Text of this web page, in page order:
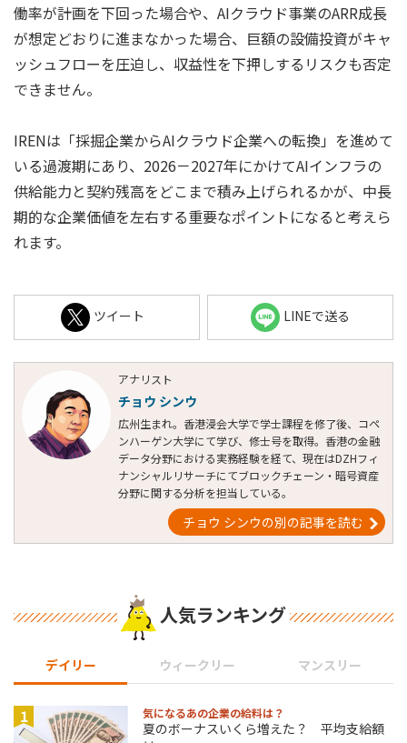
働率が計画を下回った場合や、AIクラウド事業のARR成長
が想定どおりに進まなかった場合、巨額の設備投資がキャ
ッシュフローを圧迫し、収益性を下押しするリスクも否定
できません。
IRENは「採掘企業からAIクラウド企業への転換」を進めて
いる過渡期にあり、2026－2027年にかけてAIインフラの
供給能力と契約残高をどこまで積み上げられるかが、中長
期的な企業価値を左右する重要なポイントになると考えら
れます。
ツイート LINEで送る
アナリスト
チョウ シンウ
広州生まれ。香港浸会大学で学士課程を修了後、コペ
ンハーゲン大学にて学び、修士号を取得。香港の金融
データ分野における実務経験を経て、現在はDZHフィ
ナンシャルリサーチにてブロックチェーン・暗号資産
分野に関する分析を担当している。
チョウ シンウの別の記事を読む
人気ランキング
デイリー ウィークリー マンスリー
1 気になるあの企業の給料は？
夏のボーナスいくら増えた？ 平均支給額